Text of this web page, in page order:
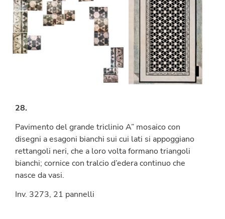
28.
Pavimento del grande triclinio A” mosaico con
disegni a esagoni bianchi sui cui lati si appoggiano
rettangoli neri, che a loro volta formano triangoli
bianchi; cornice con tralcio d’edera continuo che
nasce da vasi.
Inv. 3273, 21 pannelli